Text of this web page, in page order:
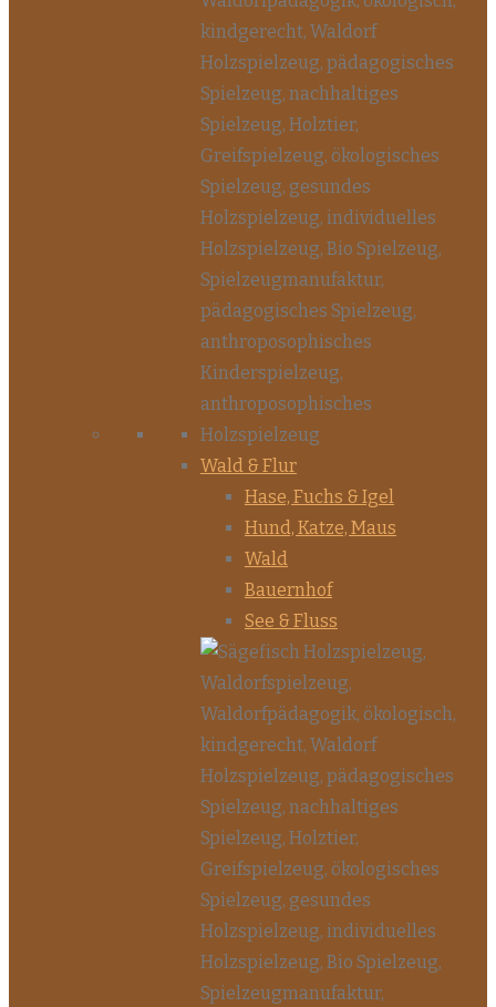
Wald & Flur
Hase, Fuchs & Igel
Hund, Katze, Maus
Wald
Bauernhof
See & Fluss